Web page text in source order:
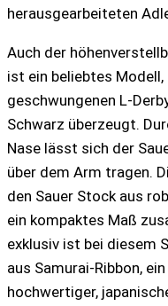
herausgearbeiteten
Auch der
ist ein beliebtes
geschwungenen L-
Schwarz überzeugt.
Nase lässt sich der
über dem Arm tragen.
den Sauer Stock aus
ein kompaktes Maß
exklusiv ist bei diesem
aus Samurai-Ribbon,
hochwertiger,